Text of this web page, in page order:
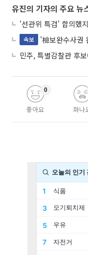
유진의 기자의 주요 뉴
속보
'檢보완수사권 완전
좋아요
0
화나